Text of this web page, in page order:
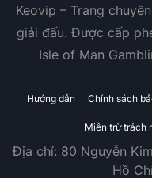
Keovip – Trang
giải đấu. Được cấp
Isle of Man
Hướng dẫn Chính sách
Miễn trừ trách
Địa chỉ: 80 Nguyễn
Hồ